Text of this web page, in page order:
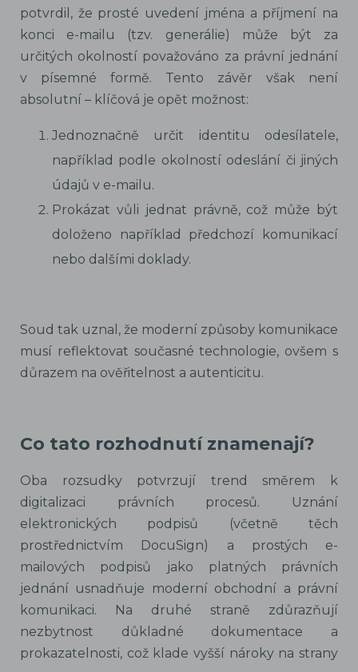
potvrdil, že prosté uvedení jména a příjmení na
konci e-mailu (tzv. generálie) může být za
určitých okolností považováno za právní jednání
v písemné formě. Tento závěr však není
absolutní – klíčová je opět možnost:
Jednoznačně určit identitu odesílatele,
například podle okolností odeslání či jiných
údajů v e-mailu.
Prokázat vůli jednat právně, což může být
doloženo například předchozí komunikací
nebo dalšími doklady.
Soud tak uznal, že moderní způsoby komunikace
musí reflektovat současné technologie, ovšem s
důrazem na ověřitelnost a autenticitu.
Co tato rozhodnutí znamenají?
Oba rozsudky potvrzují trend směrem k
digitalizaci právních procesů. Uznání
elektronických podpisů (včetně těch
prostřednictvím DocuSign) a prostých e-
mailových podpisů jako platných právních
jednání usnadňuje moderní obchodní a právní
komunikaci. Na druhé straně zdůrazňují
nezbytnost důkladné dokumentace a
prokazatelnosti, což klade vyšší nároky na strany